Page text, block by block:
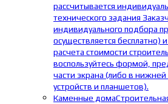
рассчитывается
технического задания
индивидуального подбора
осуществляется бесплатно)
расчета стоимости
воспользуйтесь формой,
части экрана (либо в
устройств и планшетов).
Каменные дома